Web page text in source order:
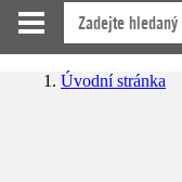
Úvodní stránka